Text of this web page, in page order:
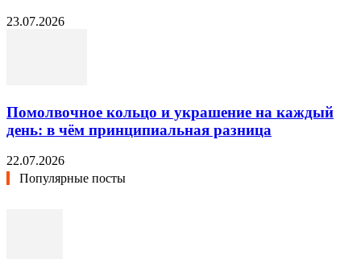
23.07.2026
Помолвочное кольцо и украшение на каждый
день: в чём принципиальная разница
22.07.2026
Популярные посты